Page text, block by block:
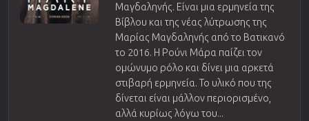
Μαγδαληνής. Είναι μια ερμηνεία της
Βίβλου και της νέας λύτρωσης της
Μαρίας Μαγδαληνής από το Βατικανό
το 2016. Η Ρούνι Μάρα παίζει τον
ομώνυμο ρόλο και δίνει μια αρκετά
στιβαρή ερμηνεία. Το υλικό που της
δίνεται είναι μάλλον περιορισμένο,
αλλά κυρίως λόγω του...